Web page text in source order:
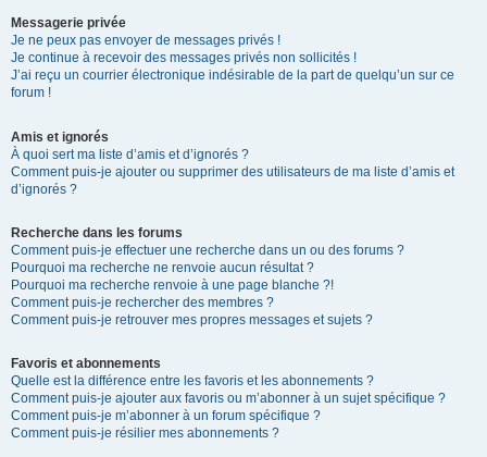
Messagerie privée
Je ne peux pas envoyer de messages privés !
Je continue à recevoir des messages privés non sollicités !
J’ai reçu un courrier électronique indésirable de la part de quelqu’un sur ce
forum !
Amis et ignorés
À quoi sert ma liste d’amis et d’ignorés ?
Comment puis-je ajouter ou supprimer des utilisateurs de ma liste d’amis et
d’ignorés ?
Recherche dans les forums
Comment puis-je effectuer une recherche dans un ou des forums ?
Pourquoi ma recherche ne renvoie aucun résultat ?
Pourquoi ma recherche renvoie à une page blanche ?!
Comment puis-je rechercher des membres ?
Comment puis-je retrouver mes propres messages et sujets ?
Favoris et abonnements
Quelle est la différence entre les favoris et les abonnements ?
Comment puis-je ajouter aux favoris ou m’abonner à un sujet spécifique ?
Comment puis-je m’abonner à un forum spécifique ?
Comment puis-je résilier mes abonnements ?